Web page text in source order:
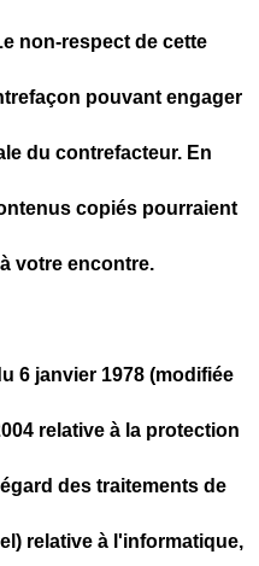
non-respect de cette
pouvant engager
du contrefacteur. En
copiés pourraient
votre encontre.
6 janvier 1978 (modifiée
relative à la protection
des traitements de
relative à l'informatique,